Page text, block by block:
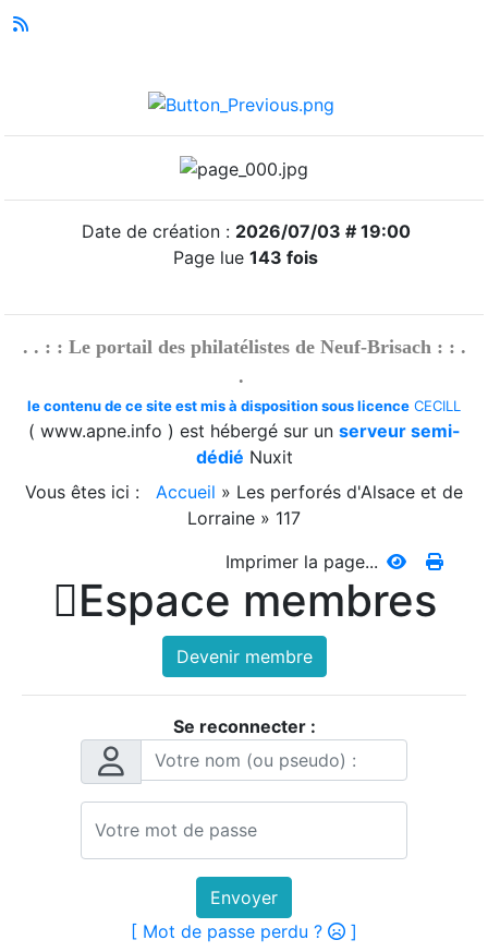
Date de création : 2026/07/03 # 19:00
Page lue 143 fois
. . : : Le portail des philatélistes de Neuf-Brisach : : .
.
le contenu de ce site est mis à disposition sous licence CECILL
( www.apne.info ) est hébergé sur un serveur semi-
dédié Nuxit
Vous êtes ici :
Accueil » Les perforés d'Alsace et de
Lorraine » 117
Imprimer la page...
Espace membres
Devenir membre
Se reconnecter :
Envoyer
[ Mot de passe perdu ?
]